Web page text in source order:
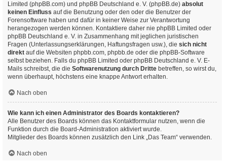
Limited (phpBB.com) und phpBB Deutschland e. V. (phpBB.de) absolut
keinen Einfluss auf die Benutzung oder den oder die Benutzer der
Forensoftware haben und dafür in keiner Weise zur Verantwortung
herangezogen werden können. Kontaktiere daher nie phpBB Limited oder
phpBB Deutschland e. V. in Zusammenhang mit jeglichen juristischen
Fragen (Unterlassungserklärungen, Haftungsfragen usw.), die sich nicht
direkt auf die Websiten phpbb.com, phpbb.de oder die phpBB-Software
selbst beziehen. Falls du phpBB Limited oder phpBB Deutschland e. V. E-
Mails schreibst, die die Softwarenutzung durch Dritte betreffen, so wirst du,
wenn überhaupt, höchstens eine knappe Antwort erhalten.
Nach oben
Wie kann ich einen Administrator des Boards kontaktieren?
Alle Benutzer des Boards können das Kontaktformular nutzen, wenn die
Funktion durch die Board-Administration aktiviert wurde.
Mitglieder des Boards können zusätzlich den Link „Das Team“ verwenden.
Nach oben